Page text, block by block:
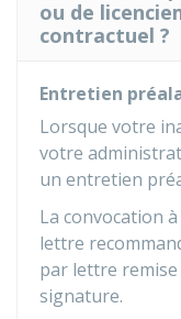
ou de
contractuel ?
Entretien
Lorsque votre
votre
un entretien
La convocation
lettre
par lettre
signature.